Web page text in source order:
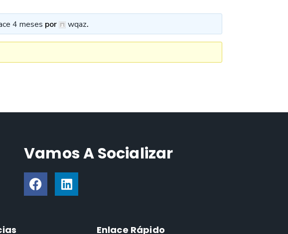
4 meses por wqaz.
Vamos A Socializar
Enlace Rápido